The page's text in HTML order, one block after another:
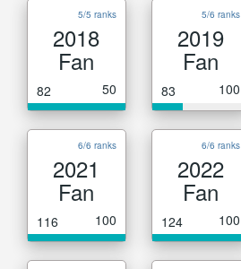
5/5 ranks
2018
Fan
82 50
5/6 ranks
2019
Fan
83 100
6/6 ranks
2021
Fan
116 100
6/6 ranks
2022
Fan
124 100